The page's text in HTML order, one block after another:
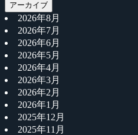
アーカイブ
2026年8月
2026年7月
2026年6月
2026年5月
2026年4月
2026年3月
2026年2月
2026年1月
2025年12月
2025年11月